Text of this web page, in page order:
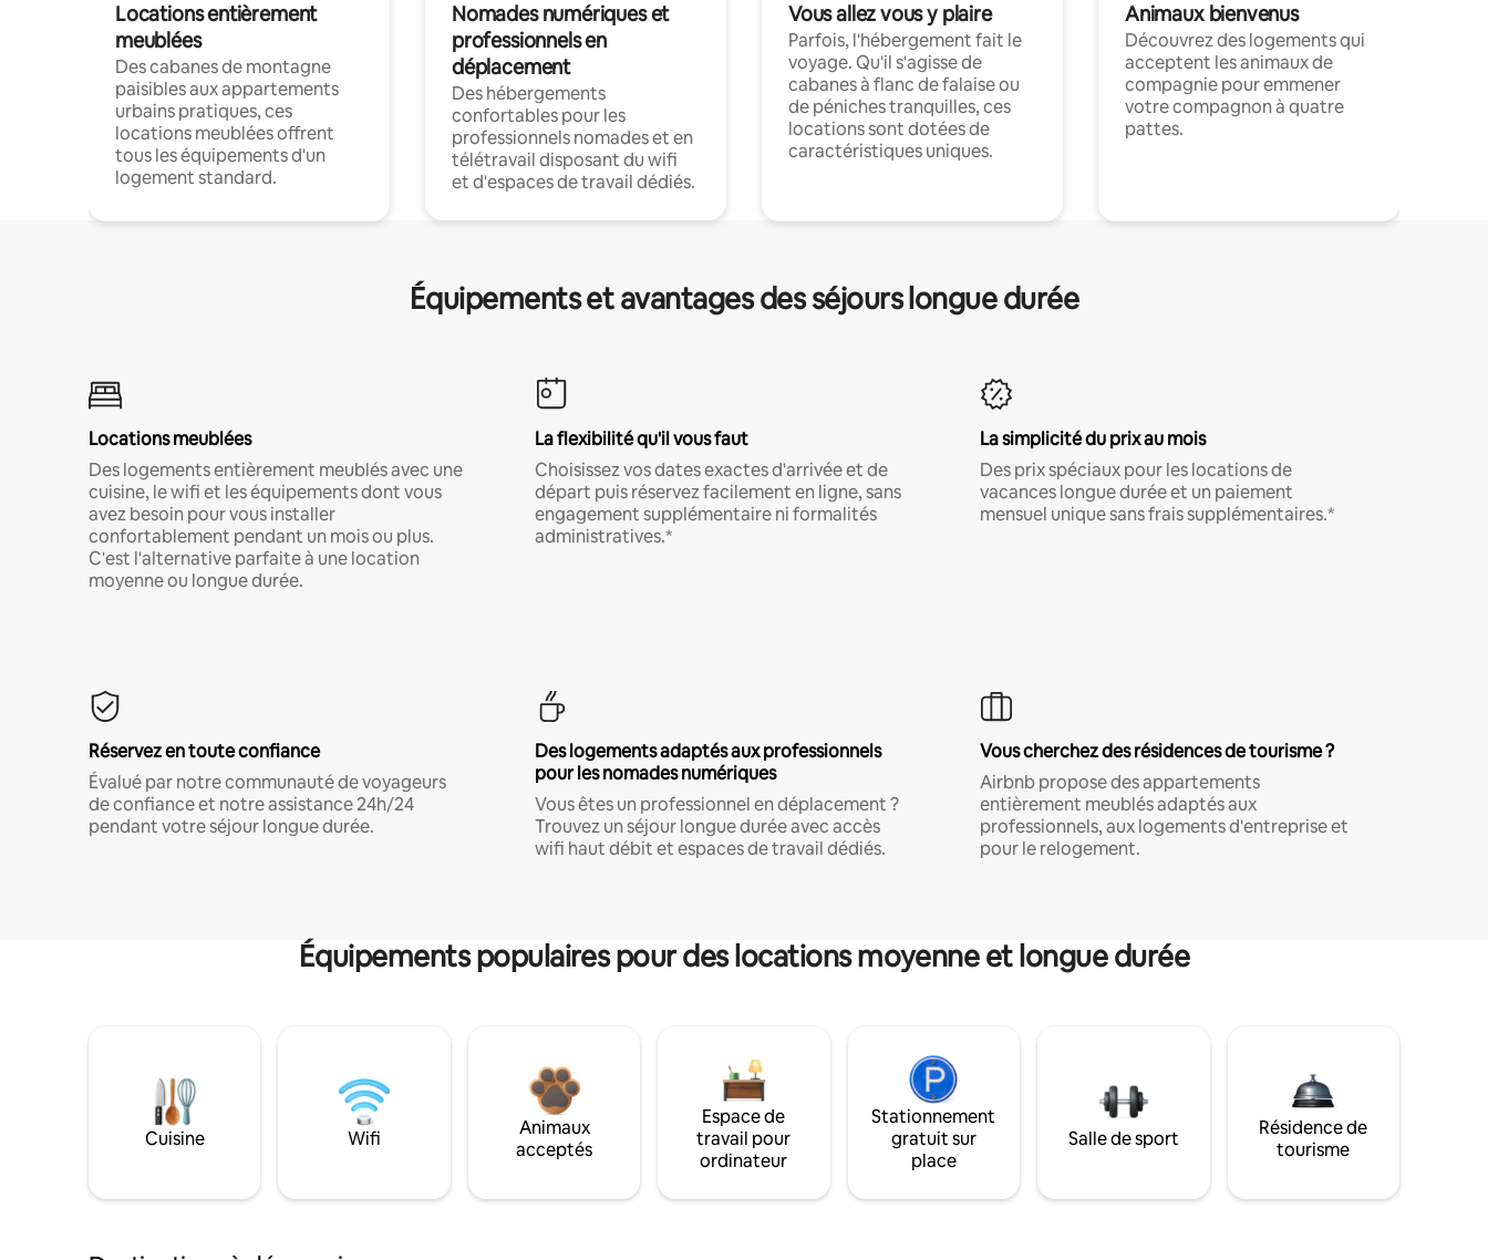
Locations entièrement
meublées
Des cabanes de montagne
paisibles aux appartements
urbains pratiques, ces
locations meublées offrent
tous les équipements d'un
logement standard.
Nomades numériques et
professionnels en
déplacement
Des hébergements
confortables pour les
professionnels nomades et en
télétravail disposant du wifi
et d'espaces de travail dédiés.
Vous allez vous y plaire
Parfois, l'hébergement fait le
voyage. Qu'il s'agisse de
cabanes à flanc de falaise ou
de péniches tranquilles, ces
locations sont dotées de
caractéristiques uniques.
Animaux bienvenus
Découvrez des logements qui
acceptent les animaux de
compagnie pour emmener
votre compagnon à quatre
pattes.
Équipements et avantages des séjours longue durée
Locations meublées
Des logements entièrement meublés avec une
cuisine, le wifi et les équipements dont vous
avez besoin pour vous installer
confortablement pendant un mois ou plus.
C'est l'alternative parfaite à une location
moyenne ou longue durée.
La flexibilité qu'il vous faut
Choisissez vos dates exactes d'arrivée et de
départ puis réservez facilement en ligne, sans
engagement supplémentaire ni formalités
administratives.*
La simplicité du prix au mois
Des prix spéciaux pour les locations de
vacances longue durée et un paiement
mensuel unique sans frais supplémentaires.*
Réservez en toute confiance
Évalué par notre communauté de voyageurs
de confiance et notre assistance 24h/24
pendant votre séjour longue durée.
Des logements adaptés aux professionnels
pour les nomades numériques
Vous êtes un professionnel en déplacement ?
Trouvez un séjour longue durée avec accès
wifi haut débit et espaces de travail dédiés.
Vous cherchez des résidences de tourisme ?
Airbnb propose des appartements
entièrement meublés adaptés aux
professionnels, aux logements d'entreprise et
pour le relogement.
Équipements populaires pour des locations moyenne et longue durée
Cuisine Wifi
Animaux
acceptés
Espace de
travail pour
ordinateur
Stationnement
gratuit sur
place
Salle de sport
Résidence de
tourisme